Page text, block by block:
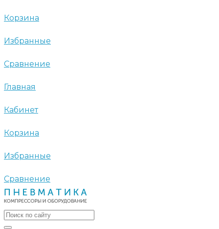
Корзина
Избранные
Сравнение
Главная
Кабинет
Корзина
Избранные
Сравнение